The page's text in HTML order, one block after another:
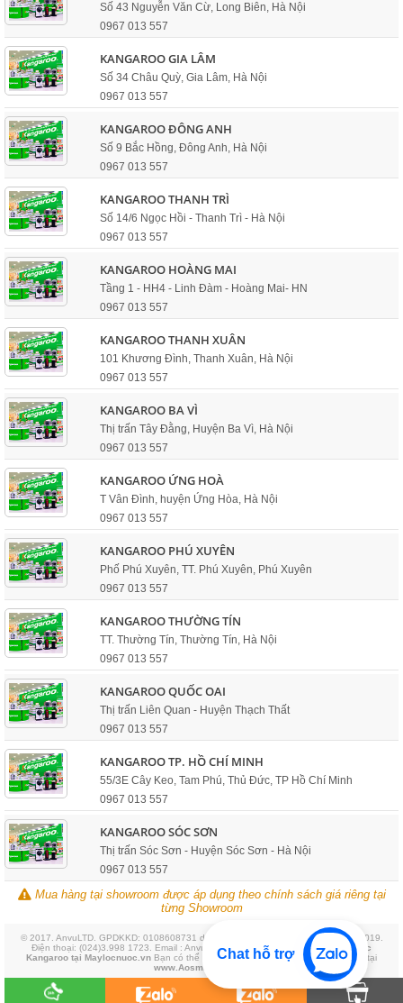
Chat hỗ trợ
Số 43 Nguyễn Văn Cừ, Long Biên, Hà Nội
0967 013 557
KANGAROO GIA LÂM
Số 34 Châu Quỳ, Gia Lâm, Hà Nội
0967 013 557
KANGAROO ĐÔNG ANH
Số 9 Bắc Hồng, Đông Anh, Hà Nội
0967 013 557
KANGAROO THANH TRÌ
Số 14/6 Ngọc Hồi - Thanh Trì - Hà Nội
0967 013 557
KANGAROO HOÀNG MAI
Tầng 1 - HH4 - Linh Đàm - Hoàng Mai- HN
0967 013 557
KANGAROO THANH XUÂN
101 Khương Đình, Thanh Xuân, Hà Nội
0967 013 557
KANGAROO BA VÌ
Thị trấn Tây Đằng, Huyện Ba Vì, Hà Nội
0967 013 557
KANGAROO ỨNG HOÀ
T Vân Đình, huyện Ứng Hòa, Hà Nội
0967 013 557
KANGAROO PHÚ XUYÊN
Phố Phú Xuyên, TT. Phú Xuyên, Phú Xuyên
0967 013 557
KANGAROO THƯỜNG TÍN
TT. Thường Tín, Thường Tín, Hà Nội
0967 013 557
KANGAROO QUỐC OAI
Thị trấn Liên Quan - Huyện Thạch Thất
0967 013 557
KANGAROO TP. HỒ CHÍ MINH
55/3E Cây Keo, Tam Phú, Thủ Đức, TP Hồ Chí Minh
0967 013 557
KANGAROO SÓC SƠN
Thị trấn Sóc Sơn - Huyện Sóc Sơn - Hà Nội
0967 013 557
Mua hàng tại showroom được áp dụng theo chính sách giá riêng tại
từng Showroom
© 2017. AnvuLTD. GPDKKD: 0108608731 do sở KH&ĐT Hà Nôi cấp ngày 31/01/2019.
Điện thoại: (024)3.998 1723. Email : Anvultd@gmai.com. Website :Máy lọc nước
Kangaroo tại Maylocnuoc.vn Bạn có thể tham khảo thêm Máy lọc nước Aosmith tại
www.AosmithShop.vn